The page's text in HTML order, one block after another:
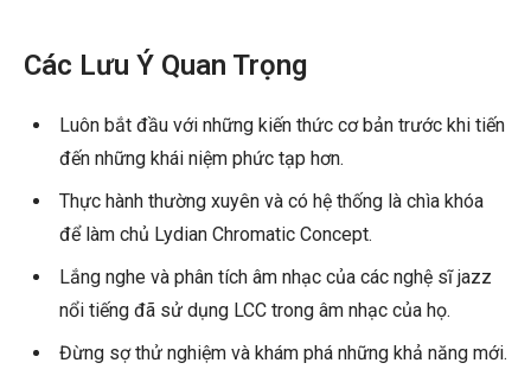
Các Lưu Ý Quan Trọng
Luôn bắt đầu với những kiến thức cơ bản trước khi tiến
đến những khái niệm phức tạp hơn.
Thực hành thường xuyên và có hệ thống là chìa khóa
để làm chủ Lydian Chromatic Concept.
Lắng nghe và phân tích âm nhạc của các nghệ sĩ jazz
nổi tiếng đã sử dụng LCC trong âm nhạc của họ.
Đừng sợ thử nghiệm và khám phá những khả năng mới.